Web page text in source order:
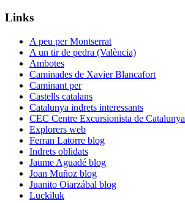
Links
A peu per Montserrat
A un tir de pedra (València)
Ambotes
Caminades de Xavier Blancafort
Caminant per
Castells catalans
Catalunya indrets interessants
CEC Centre Excursionista de Catalunya
Explorers web
Ferran Latorre blog
Indrets oblidats
Jaume Aguadé blog
Joan Muñoz blog
Juanito Oiarzábal blog
Luckiluk